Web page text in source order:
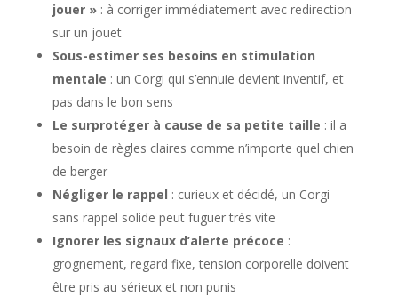
jouer »: à corriger immédiatement avec redirection
sur un jouet
Sous-estimer ses besoins en stimulation
mentale : un Corgi qui s’ennuie devient inventif, et
pas dans le bon sens
Le surprotéger à cause de sa petite taille : il a
besoin de règles claires comme n’importe quel chien
de berger
Négliger le rappel : curieux et décidé, un Corgi
sans rappel solide peut fuguer très vite
Ignorer les signaux d’alerte précoce :
grognement, regard fixe, tension corporelle doivent
être pris au sérieux et non punis